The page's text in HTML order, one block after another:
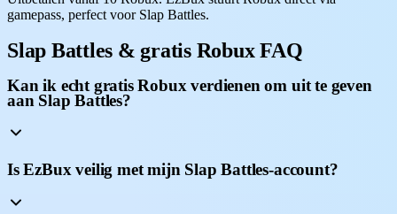
gamepass, perfect voor Slap Battles.
Slap Battles & gratis Robux FAQ
Kan ik echt gratis Robux verdienen om uit te geven
aan Slap Battles?
Is EzBux veilig met mijn Slap Battles-account?